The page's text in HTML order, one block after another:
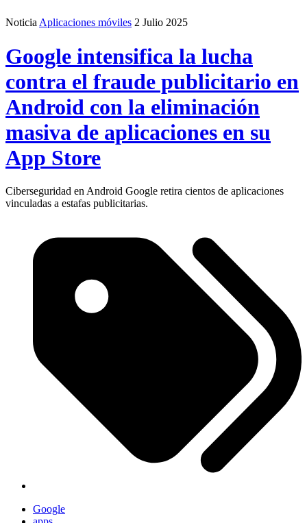
Noticia Aplicaciones móviles 2 Julio 2025
Google intensifica la lucha
contra el fraude publicitario en
Android con la eliminación
masiva de aplicaciones en su
App Store
Ciberseguridad en Android Google retira cientos de aplicaciones
vinculadas a estafas publicitarias.
Google